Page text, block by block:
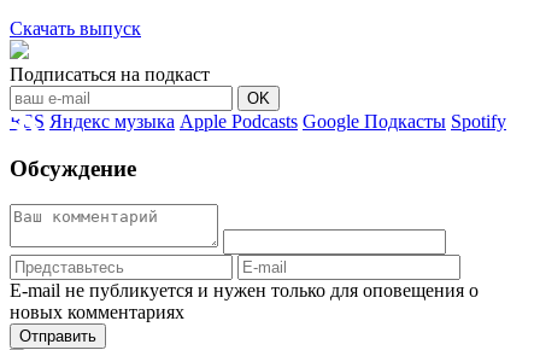
Скачать выпуск
Подписаться на подкаст
OK
RSS Яндекс музыка Apple Podcasts Google Подкасты Spotify
Обсуждение
E-mail не публикуется и нужен только для оповещения о
новых комментариях
Отправить